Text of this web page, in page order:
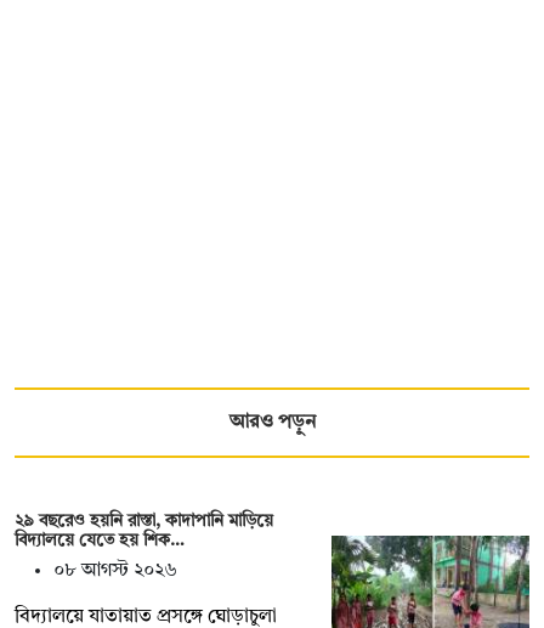
আরও পড়ুন
২৯ বছরেও হয়নি রাস্তা, কাদাপানি মাড়িয়ে
বিদ্যালয়ে যেতে হয় শিক…
০৮ আগস্ট ২০২৬
বিদ্যালয়ে যাতায়াত প্রসঙ্গে ঘোড়াচুলা